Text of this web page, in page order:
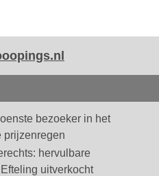
bezoeker in het
prijzenregen
hervulbare
uitverkocht